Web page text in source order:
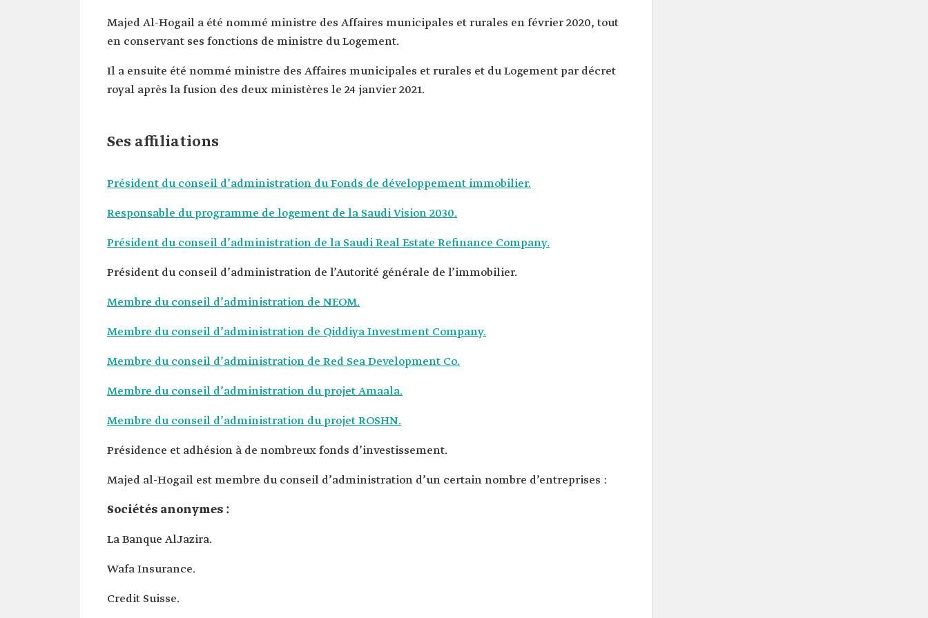
Majed Al-Hogail a été nommé ministre des Affaires municipales et rurales en février 2020, tout
en conservant ses fonctions de ministre du Logement.
Il a ensuite été nommé ministre des Affaires municipales et rurales et du Logement par décret
royal après la fusion des deux ministères le 24 janvier 2021.
Ses affiliations
Président du conseil d’administration du Fonds de développement immobilier.
Responsable du programme de logement de la Saudi Vision 2030.
Président du conseil d’administration de la Saudi Real Estate Refinance Company.
Président du conseil d’administration de l’Autorité générale de l’immobilier.
Membre du conseil d’administration de NEOM.
Membre du conseil d’administration de Qiddiya Investment Company.
Membre du conseil d’administration de Red Sea Development Co.
Membre du conseil d’administration du projet Amaala.
Membre du conseil d’administration du projet ROSHN.
Présidence et adhésion à de nombreux fonds d’investissement.
Majed al-Hogail est membre du conseil d’administration d’un certain nombre d’entreprises :
Sociétés anonymes :
La Banque AlJazira.
Wafa Insurance.
Credit Suisse.